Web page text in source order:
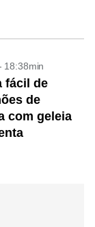
18:38min
fácil de
de
com geleia